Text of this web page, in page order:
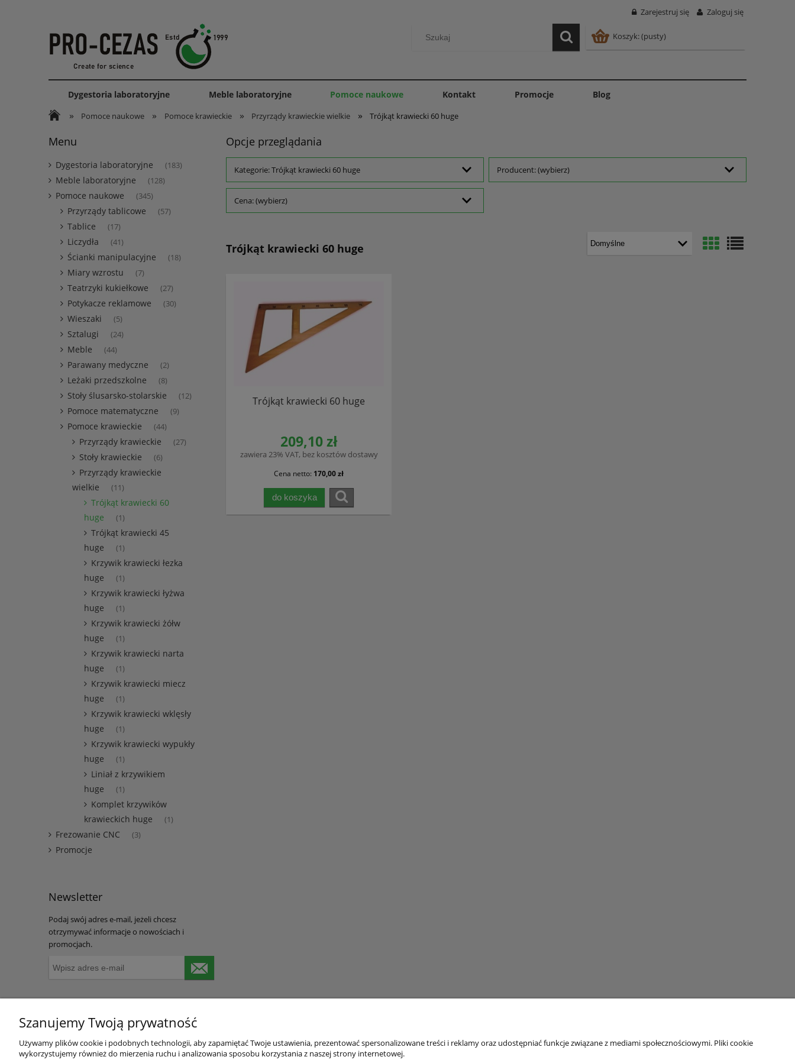
Zarejestruj się Zaloguj się
Koszyk:(pusty)
Dygestoria laboratoryjne Meble laboratoryjne Pomoce naukowe Kontakt Promocje Blog
» Pomoce naukowe » Pomoce krawieckie » Przyrządy krawieckie wielkie » Trójkąt krawiecki 60 huge
Menu
Dygestoria laboratoryjne (183)
Meble laboratoryjne (128)
Pomoce naukowe (345)
Przyrządy tablicowe (57)
Tablice (17)
Liczydła (41)
Ścianki manipulacyjne (18)
Miary wzrostu (7)
Teatrzyki kukiełkowe (27)
Potykacze reklamowe (30)
Wieszaki (5)
Sztalugi (24)
Meble (44)
Parawany medyczne (2)
Leżaki przedszkolne (8)
Stoły ślusarsko-stolarskie (12)
Pomoce matematyczne (9)
Pomoce krawieckie (44)
Przyrządy krawieckie (27)
Stoły krawieckie (6)
Przyrządy krawieckie
wielkie
(11)
Trójkąt krawiecki 60
huge
(1)
Trójkąt krawiecki 45
huge
(1)
Krzywik krawiecki łezka
huge
(1)
Krzywik krawiecki łyżwa
huge
(1)
Krzywik krawiecki żółw
huge
(1)
Krzywik krawiecki narta
huge
(1)
Krzywik krawiecki miecz
huge
(1)
Krzywik krawiecki wklęsły
huge
(1)
Krzywik krawiecki wypukły
huge
(1)
Liniał z krzywikiem
huge
(1)
Komplet krzywików
krawieckich huge
(1)
Frezowanie CNC (3)
Promocje
Newsletter
Podaj swój adres e-mail, jeżeli chcesz
otrzymywać informacje o nowościach i
promocjach.
Opcje przeglądania
Kategorie: Trójkąt krawiecki 60 huge Producent: (wybierz)
Cena: (wybierz)
Trójkąt krawiecki 60 huge
Trójkąt krawiecki 60 huge
209,10 zł
zawiera 23% VAT, bez kosztów dostawy
Cena netto: 170,00 zł
do koszyka
O nas Obsługa klienta Pomoc Moje konto
Szanujemy Twoją prywatność
Używamy plików cookie i podobnych technologii, aby zapamiętać Twoje ustawienia, prezentować spersonalizowane treści i reklamy oraz udostępniać funkcje związane z mediami społecznościowymi. Pliki cookie
wykorzystujemy również do mierzenia ruchu i analizowania sposobu korzystania z naszej strony internetowej.